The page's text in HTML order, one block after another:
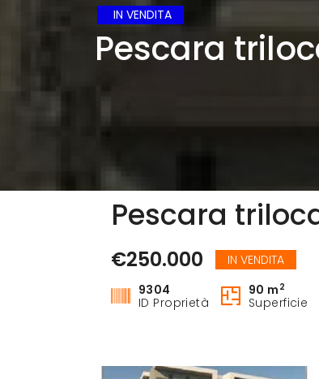
IN VENDITA
Pescara
Pescara
€250.000 IN VENDITA
9304
ID Proprietà
90 m 2
Superficie